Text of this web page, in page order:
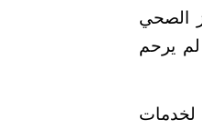
الصحي
يرحم
لخدمات